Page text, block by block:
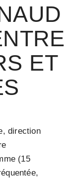
ET
direction
(15